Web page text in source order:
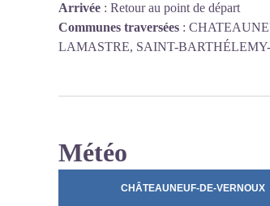
Arrivée : Retour au point de départ
Communes traversées :
LAMASTRE, SAINT-
Météo